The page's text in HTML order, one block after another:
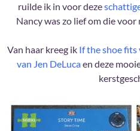
ruilde ik in voor deze
Nancy was zo lief om die
Van haar kreeg ik If the shoe
van Jen DeLucaen deze